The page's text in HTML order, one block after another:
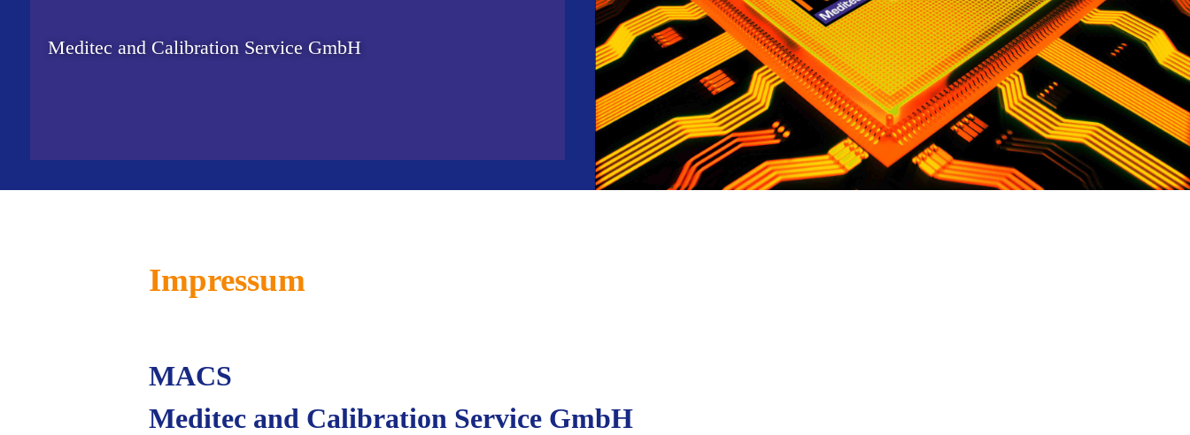
Meditec and Calibration Service GmbH
Impressum
MACS
Meditec and Calibration Service GmbH